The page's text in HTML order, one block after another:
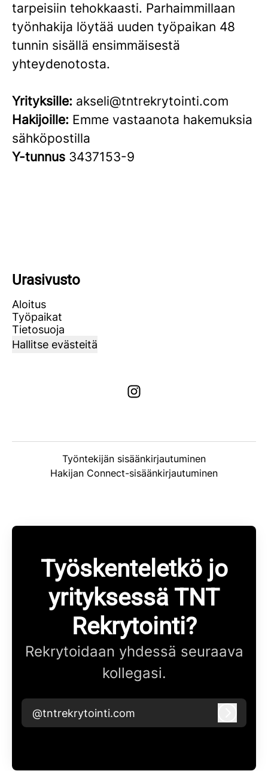
tarpeisiin tehokkaasti. Parhaimmillaan
työnhakija löytää uuden työpaikan 48
tunnin sisällä ensimmäisestä
yhteydenotosta.
Yrityksille: akseli@tntrekrytointi.com
Hakijoille: Emme vastaanota hakemuksia
sähköpostilla
Y-tunnus 3437153-9
Urasivusto
Aloitus
Työpaikat
Tietosuoja
Hallitse evästeitä
Työntekijän sisäänkirjautuminen
Hakijan Connect-sisäänkirjautuminen
Työskenteletkö jo
yrityksessä TNT
Rekrytointi?
Rekrytoidaan yhdessä seuraava
kollegasi.
@tntrekrytointi.com